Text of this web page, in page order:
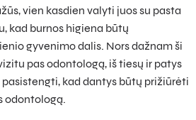
vien kasdien valyti juos su pasta
kad burnos higiena būtų
gyvenimo dalis. Nors dažnam ši
pas odontologą, iš tiesų ir patys
kad dantys būtų prižiūrėti
odontologą.